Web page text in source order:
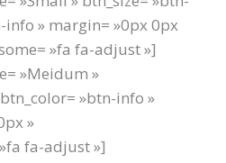
info » margin= »0px 0px
»fa fa-adjust »]
»Meidum »
»btn-info »
»
fa-adjust »]